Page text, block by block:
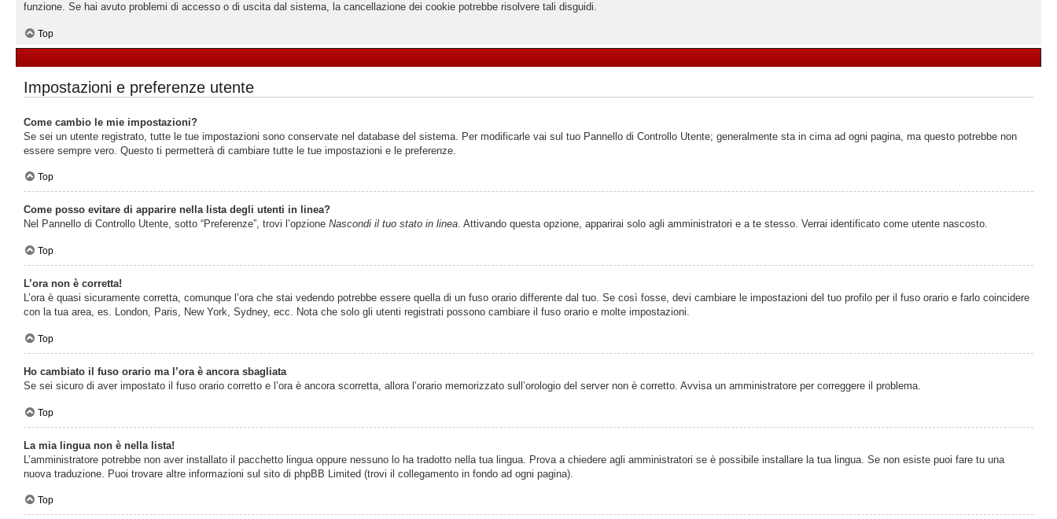
funzione. Se hai avuto problemi di accesso o di uscita dal sistema, la cancellazione dei cookie potrebbe risolvere tali disguidi.
Top
Impostazioni e preferenze utente
Come cambio le mie impostazioni?
Se sei un utente registrato, tutte le tue impostazioni sono conservate nel database del sistema. Per modificarle vai sul tuo Pannello di Controllo Utente; generalmente sta in cima ad ogni pagina, ma questo potrebbe non
essere sempre vero. Questo ti permetterà di cambiare tutte le tue impostazioni e le preferenze.
Top
Come posso evitare di apparire nella lista degli utenti in linea?
Nel Pannello di Controllo Utente, sotto “Preferenze”, trovi l’opzione Nascondi il tuo stato in linea. Attivando questa opzione, apparirai solo agli amministratori e a te stesso. Verrai identificato come utente nascosto.
Top
L’ora non è corretta!
L’ora è quasi sicuramente corretta, comunque l’ora che stai vedendo potrebbe essere quella di un fuso orario differente dal tuo. Se così fosse, devi cambiare le impostazioni del tuo profilo per il fuso orario e farlo coincidere
con la tua area, es. London, Paris, New York, Sydney, ecc. Nota che solo gli utenti registrati possono cambiare il fuso orario e molte impostazioni.
Top
Ho cambiato il fuso orario ma l’ora è ancora sbagliata
Se sei sicuro di aver impostato il fuso orario corretto e l’ora è ancora scorretta, allora l’orario memorizzato sull’orologio del server non è corretto. Avvisa un amministratore per correggere il problema.
Top
La mia lingua non è nella lista!
L’amministratore potrebbe non aver installato il pacchetto lingua oppure nessuno lo ha tradotto nella tua lingua. Prova a chiedere agli amministratori se è possibile installare la tua lingua. Se non esiste puoi fare tu una
nuova traduzione. Puoi trovare altre informazioni sul sito di phpBB Limited (trovi il collegamento in fondo ad ogni pagina).
Top